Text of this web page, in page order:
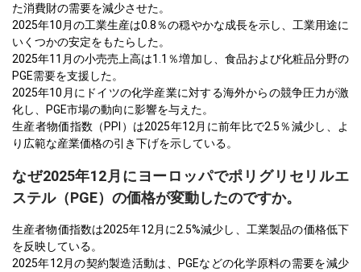
た消費財の需要を減少させた。
2025年10月の工業生産は0.8％の穏やかな成長を示し、工業用途に
いくつかの安定をもたらした。
2025年11月の小売売上高は1.1％増加し、食品および化粧品分野の
PGE需要を支援した。
2025年10月にドイツの化学産業に対する海外からの競争圧力が激
化し、PGE市場の動向に影響を与えた。
生産者物価指数（PPI）は2025年12月に前年比で2.5％減少し、よ
り広範な産業価格の引き下げを示している。
なぜ2025年12月にヨーロッパでポリグリセリルエ
ステル（PGE）の価格が変動したのですか。
生産者物価指数は2025年12月に2.5%減少し、工業製品の価格低下
を反映している。
2025年12月の契約製造活動は、PGEなどの化学原料の需要を減少